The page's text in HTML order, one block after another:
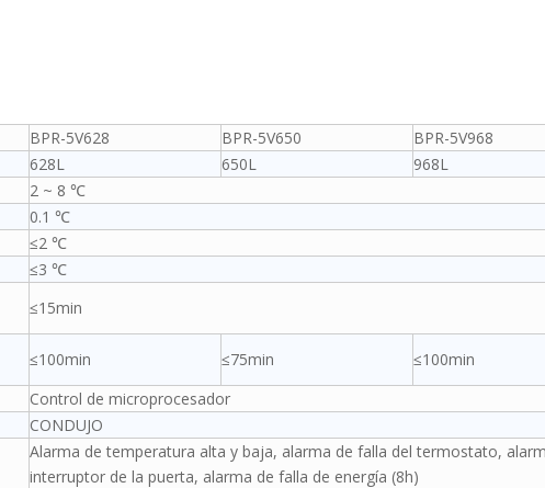
BPR-5V628 BPR-5V650
BPR-5V968
628L 650L
968L
2 ~ 8 ℃
0.1 ℃
≤2 ℃
≤3 ℃
≤15min
≤100min ≤75min
≤100min
Control de microprocesador
CONDUJO
Alarma de temperatura alta y baja, alarma de falla del termostato,
interruptor de la puerta, alarma de falla de energía (8h)